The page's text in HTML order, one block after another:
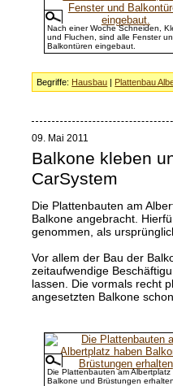
Nach einer Woche Schneiden,
und Fluchen, sind alle Fenster
Balkontüren eingebaut.
Begriffe: Hausbau | Plattenbau
09. Mai 2011
Balkone kleben
CarSystem
Die Plattenbauten am
Balkone angebracht.
genommen, als
Vor allem der Bau der
zeitaufwendige
lassen. Die vormals recht
angesetzten Balkone
Die Plattenbauten am Albertplatz
Balkone und Brüstungen